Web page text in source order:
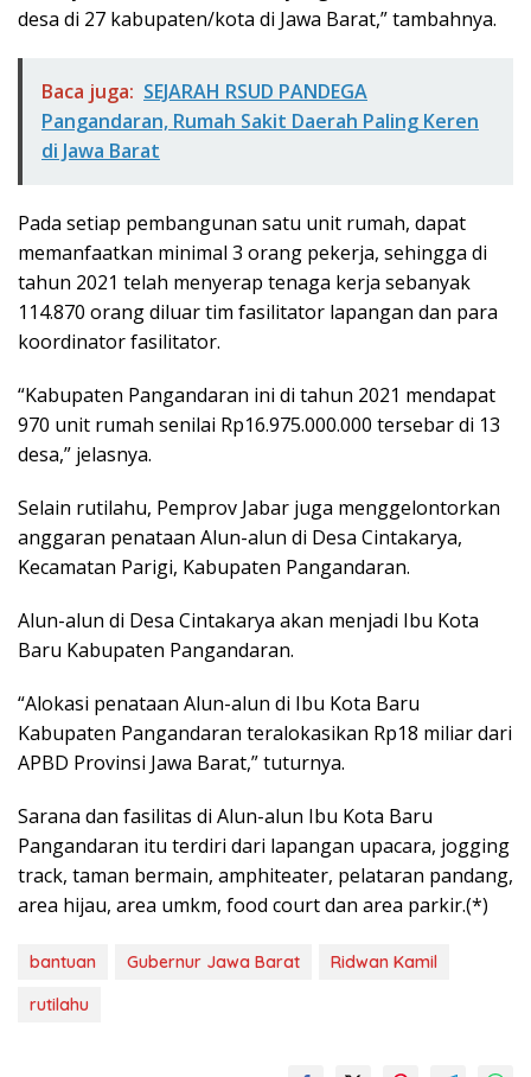
desa di 27 kabupaten/kota di Jawa Barat,” tambahnya.
Baca juga: SEJARAH RSUD PANDEGA
Pangandaran, Rumah Sakit Daerah Paling Keren
di Jawa Barat
Pada setiap pembangunan satu unit rumah, dapat
memanfaatkan minimal 3 orang pekerja, sehingga di
tahun 2021 telah menyerap tenaga kerja sebanyak
114.870 orang diluar tim fasilitator lapangan dan para
koordinator fasilitator.
“Kabupaten Pangandaran ini di tahun 2021 mendapat
970 unit rumah senilai Rp16.975.000.000 tersebar di 13
desa,” jelasnya.
Selain rutilahu, Pemprov Jabar juga menggelontorkan
anggaran penataan Alun-alun di Desa Cintakarya,
Kecamatan Parigi, Kabupaten Pangandaran.
Alun-alun di Desa Cintakarya akan menjadi Ibu Kota
Baru Kabupaten Pangandaran.
“Alokasi penataan Alun-alun di Ibu Kota Baru
Kabupaten Pangandaran teralokasikan Rp18 miliar dari
APBD Provinsi Jawa Barat,” tuturnya.
Sarana dan fasilitas di Alun-alun Ibu Kota Baru
Pangandaran itu terdiri dari lapangan upacara, jogging
track, taman bermain, amphiteater, pelataran pandang,
area hijau, area umkm, food court dan area parkir.(*)
bantuan Gubernur Jawa Barat
Ridwan Kamil
rutilahu